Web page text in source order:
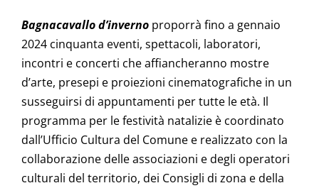
Bagnacavallo d’inverno proporrà fino a gennaio
2024 cinquanta eventi, spettacoli, laboratori,
incontri e concerti che affiancheranno mostre
d’arte, presepi e proiezioni cinematografiche in un
susseguirsi di appuntamenti per tutte le età. Il
programma per le festività natalizie è coordinato
dall’Ufficio Cultura del Comune e realizzato con la
collaborazione delle associazioni e degli operatori
culturali del territorio, dei Consigli di zona e della